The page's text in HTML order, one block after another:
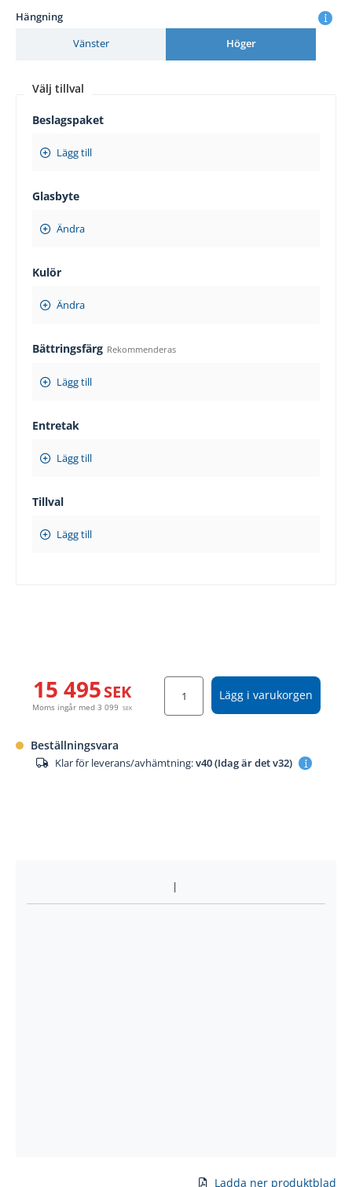
Hängning
Vänster Höger
Välj tillval
Beslagspaket
Lägg till
Glasbyte
Ändra
Kulör
Ändra
Bättringsfärg Rekommenderas
Lägg till
Entretak
Lägg till
Tillval
Lägg till
Lägg i varukorgen
15 495SEK
Moms ingår med3 099 SEK
Beställningsvara
Klar för leverans/avhämtning:v40 (Idag är det v32)
Ladda ner produktblad